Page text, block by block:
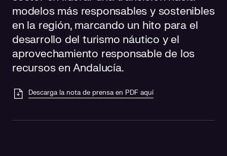
modelos más responsables y sostenibles
en la región, marcando un hito para el
desarrollo del turismo náutico y el
aprovechamiento responsable de los
recursos en Andalucía.
Descarga la nota de prensa en PDF aquí